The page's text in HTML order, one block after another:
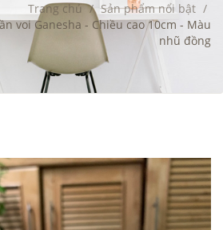
Trang chủ / Sản phẩm nổi bật /
voi Ganesha - Chiều cao 10cm - Màu
nhũ đồng